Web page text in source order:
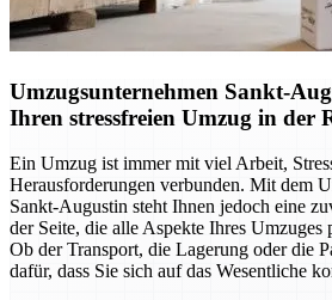
Umzugsunternehmen Sankt-
Ihren stressfreien Umzug in der
Ein Umzug ist immer mit viel Arbeit,
Herausforderungen verbunden. Mit dem
Sankt-Augustin steht Ihnen jedoch eine
der Seite, die alle Aspekte Ihres Umzuges
Ob der Transport, die Lagerung oder die
dafür, dass Sie sich auf das Wesentliche